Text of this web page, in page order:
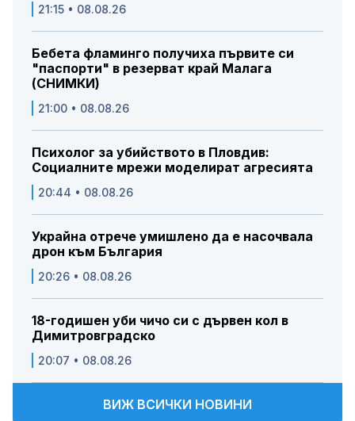
21:15 • 08.08.26
Бебета фламинго получиха първите си
"паспорти" в резерват край Малага
(СНИМКИ)
21:00 • 08.08.26
Психолог за убийството в Пловдив:
Социалните мрежи моделират агресията
20:44 • 08.08.26
Украйна отрече умишлено да е насочвала
дрон към България
20:26 • 08.08.26
18-годишен уби чичо си с дървен кол в
Димитровградско
20:07 • 08.08.26
ВИЖ ВСИЧКИ НОВИНИ